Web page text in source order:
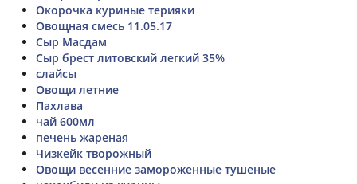
Окорочка куриные терияки
Овощная смесь 11.05.17
Сыр Масдам
Сыр брест литовский легкий 35%
слайсы
Овощи летние
Пахлава
чай 600мл
печень жареная
Чизкейк творожный
Овощи весенние замороженные тушеные